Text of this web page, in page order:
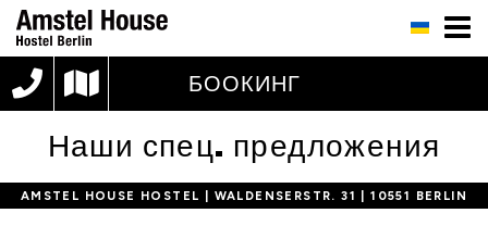
БООКИНГ
Наши спец. предложения
AMSTEL HOUSE HOSTEL | WALDENSERSTR. 31 | 10551 BERLIN